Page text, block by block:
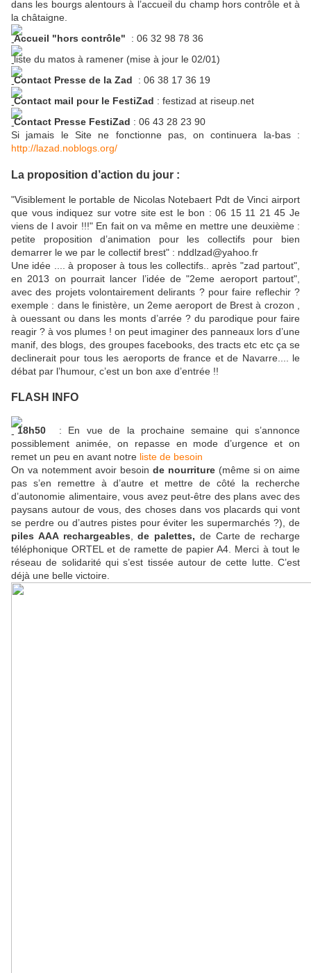
dans les bourgs alentours à l’accueil du champ hors contrôle et à
la châtaigne.
Accueil "hors contrôle" : 06 32 98 78 36
liste du matos à ramener (mise à jour le 02/01)
Contact Presse de la Zad : 06 38 17 36 19
Contact mail pour le FestiZad : festizad at riseup.net
Contact Presse FestiZad : 06 43 28 23 90
Si jamais le Site ne fonctionne pas, on continuera la-bas :
http://lazad.noblogs.org/
La proposition d’action du jour :
"Visiblement le portable de Nicolas Notebaert Pdt de Vinci airport
que vous indiquez sur votre site est le bon : 06 15 11 21 45 Je
viens de l avoir !!!" En fait on va même en mettre une deuxième :
petite proposition d’animation pour les collectifs pour bien
demarrer le we par le collectif brest" : nddlzad@yahoo.fr
Une idée .... à proposer à tous les collectifs.. après "zad partout",
en 2013 on pourrait lancer l’idée de "2eme aeroport partout",
avec des projets volontairement delirants ? pour faire reflechir ?
exemple : dans le finistère, un 2eme aeroport de Brest à crozon ,
à ouessant ou dans les monts d’arrée ? du parodique pour faire
reagir ? à vos plumes ! on peut imaginer des panneaux lors d’une
manif, des blogs, des groupes facebooks, des tracts etc etc ça se
declinerait pour tous les aeroports de france et de Navarre.... le
débat par l’humour, c’est un bon axe d’entrée !!
FLASH INFO
18h50 : En vue de la prochaine semaine qui s’annonce
possiblement animée, on repasse en mode d’urgence et on
remet un peu en avant notre liste de besoin
On va notemment avoir besoin de nourriture (même si on aime
pas s’en remettre à d’autre et mettre de côté la recherche
d’autonomie alimentaire, vous avez peut-être des plans avec des
paysans autour de vous, des choses dans vos placards qui vont
se perdre ou d’autres pistes pour éviter les supermarchés ?), de
piles AAA rechargeables ,de palettes, de Carte de recharge
téléphonique ORTEL et de ramette de papier A4. Merci à tout le
réseau de solidarité qui s’est tissée autour de cette lutte. C’est
déjà une belle victoire.